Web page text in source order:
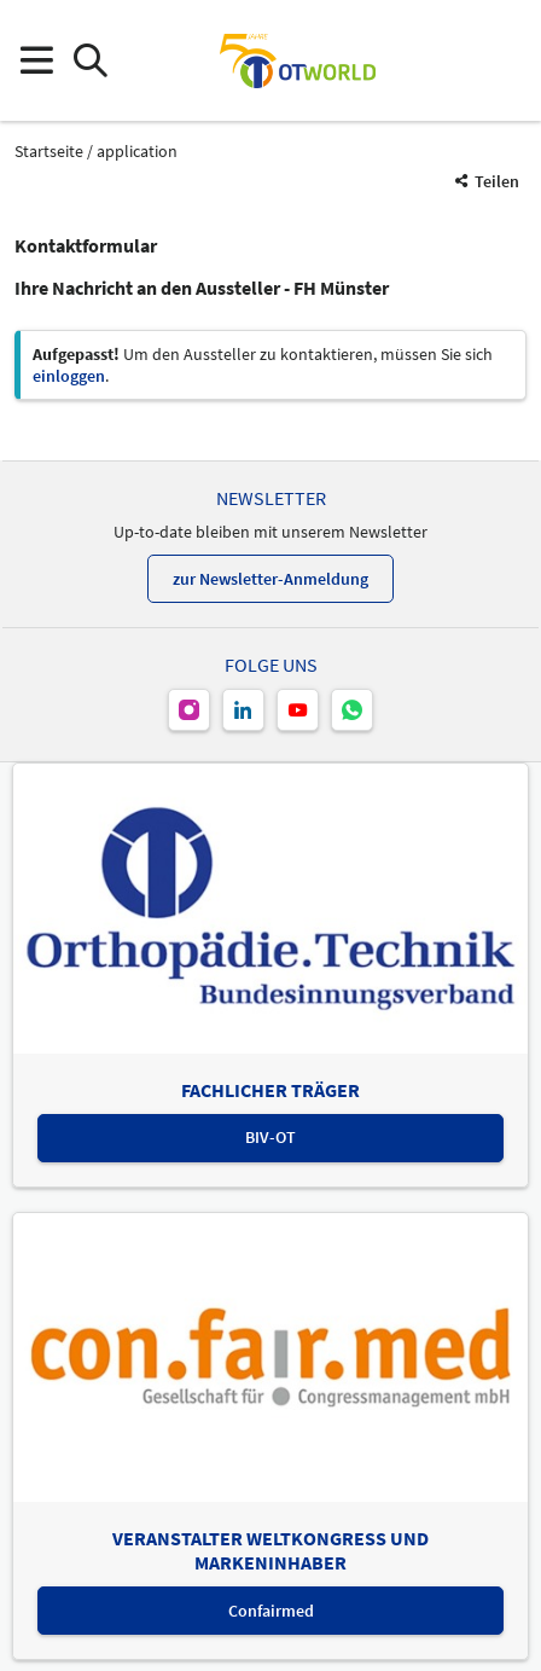
Startseite
application
Teilen
Kontaktformular
Ihre Nachricht an den Aussteller - FH Münster
Aufgepasst! Um den Aussteller zu kontaktieren, müssen Sie sich
einloggen.
NEWSLETTER
Up-to-date bleiben mit unserem Newsletter
zur Newsletter-Anmeldung
FOLGE UNS
FACHLICHER TRÄGER
BIV-OT
VERANSTALTER WELTKONGRESS UND
MARKENINHABER
Confairmed